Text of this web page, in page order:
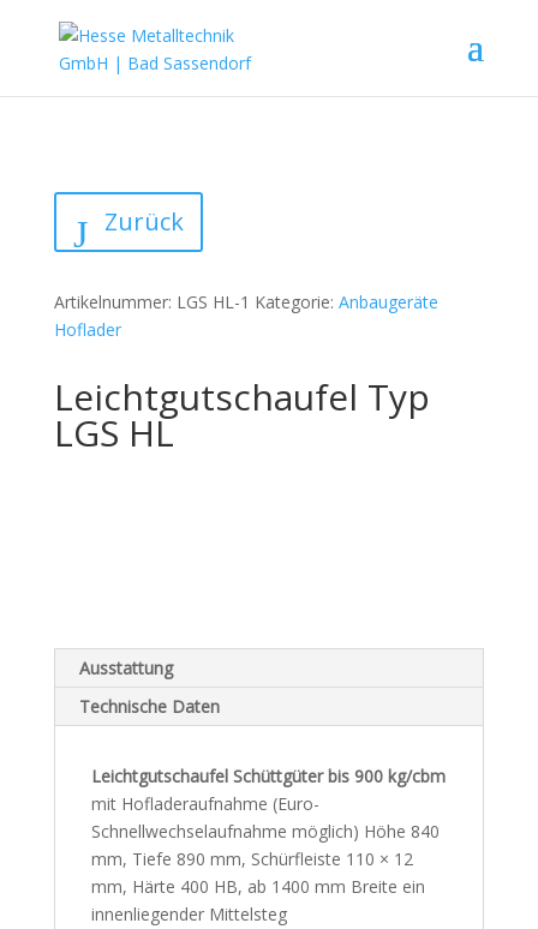
Zurück
Artikelnummer: LGS HL-1 Kategorie: Anbaugeräte
Hoflader
Leichtgutschaufel Typ
LGS HL
Ausstattung
Technische Daten
Leichtgutschaufel Schüttgüter bis 900 kg/cbm
mit Hofladeraufnahme (Euro-
Schnellwechselaufnahme möglich) Höhe 840
mm, Tiefe 890 mm, Schürfleiste 110 × 12
mm, Härte 400 HB, ab 1400 mm Breite ein
innenliegender Mittelsteg